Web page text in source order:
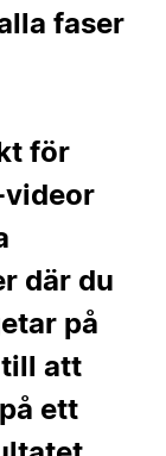
faser
för
videor
där du
på
att
ett